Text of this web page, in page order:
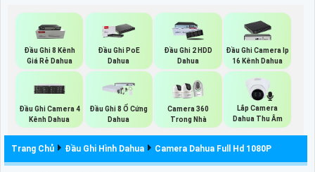
Đầu Ghi 8 Kênh
Giá Rẻ Dahua
Đầu Ghi PoE
Dahua
Đầu Ghi 2 HDD
Dahua
Đầu Ghi Camera Ip
16 Kênh Dahua
Đầu Ghi Camera 4
Kênh Dahua
Đầu Ghi 8 Ổ Cứng
Dahua
Camera 360
Trong Nhà
Lắp Camera
Dahua Thu Âm
Trang Chủ Đầu Ghi Hình Dahua Camera Dahua Full Hd 1080P